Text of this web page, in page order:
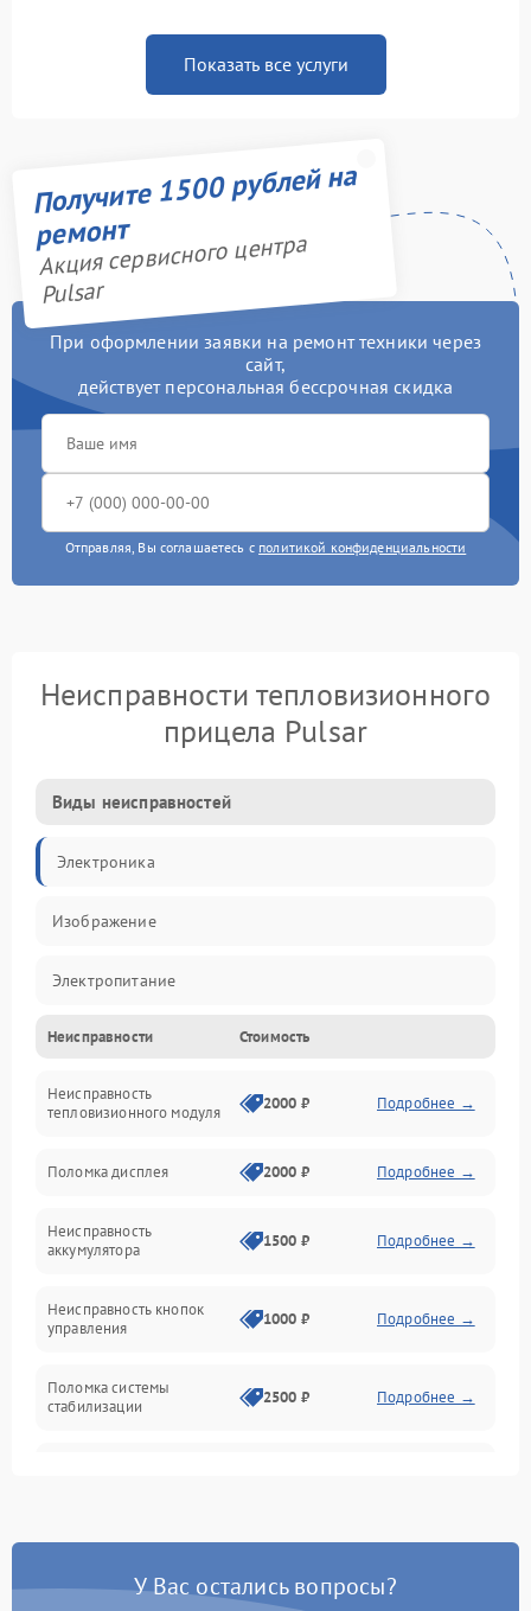
Показать все услуги
Получите 1500 рублей на
ремонт
Акция сервисного центра
Pulsar
При оформлении заявки на ремонт техники через
сайт,
действует персональная бессрочная скидка
Отправляя, Вы соглашаетесь с политикой конфиденциальности
Неисправности тепловизионного
прицела Pulsar
Виды неисправностей
Электроника
Изображение
Электропитание
Измерения
Матрица
Неисправности Стоимость
Неисправность
тепловизионного модуля
2000 ₽ Подробнее →
Поломка дисплея 2000 ₽ Подробнее →
Неисправность
аккумулятора
1500 ₽ Подробнее →
Неисправность кнопок
управления
1000 ₽ Подробнее →
Поломка системы
стабилизации
2500 ₽ Подробнее →
Неисправность системы
У Вас остались вопросы?